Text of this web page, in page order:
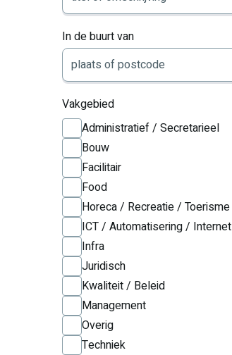
In de buurt van
Vakgebied
Administratief / Secretarieel
Bouw
Facilitair
Food
Horeca / Recreatie / Toerisme
ICT / Automatisering / Internet
Infra
Juridisch
Kwaliteit / Beleid
Management
Overig
Techniek